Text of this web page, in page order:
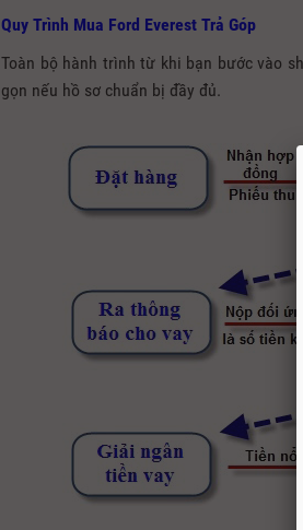
Quy Trình Mua Ford Everest Trả Góp
Toàn bộ hành trình từ khi bạn bước vào
gọn nếu hồ sơ chuẩn bị đầy đủ.